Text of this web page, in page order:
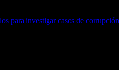
para investigar casos de corrupción